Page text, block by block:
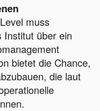
muss
Institut über ein
bietet die Chance,
die laut